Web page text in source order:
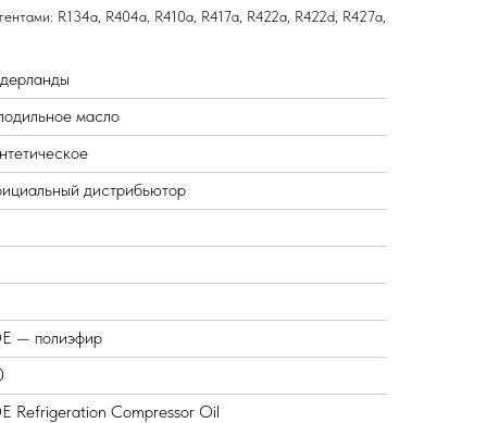
R134a, R404a, R410a, R417a, R422a, R422d, R427a,
масло
дистрибьютор
— полиэфир
Refrigeration Compressor Oil